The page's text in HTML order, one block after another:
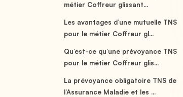
métier Coffreur glissant...
Les avantages d’une mutuelle TNS
pour le métier Coffreur gl...
Qu’est-ce qu’une prévoyance TNS
pour le métier Coffreur glis...
La prévoyance obligatoire TNS de
l’Assurance Maladie et les ...